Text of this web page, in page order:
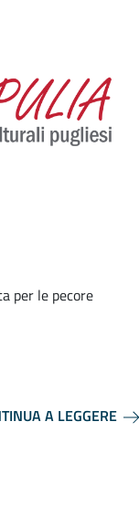
per le pecore
A LEGGERE